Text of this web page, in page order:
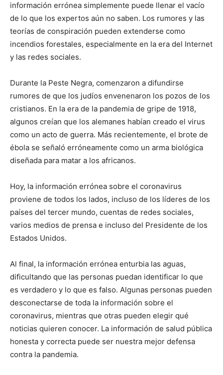
información errónea simplemente puede llenar el vacío
de lo que los expertos aún no saben. Los rumores y las
teorías de conspiración pueden extenderse como
incendios forestales, especialmente en la era del Internet
y las redes sociales.
Durante la Peste Negra, comenzaron a difundirse
rumores de que los judíos envenenaron los pozos de los
cristianos. En la era de la pandemia de gripe de 1918,
algunos creían que los alemanes habían creado el virus
como un acto de guerra. Más recientemente, el brote de
ébola se señaló erróneamente como un arma biológica
diseñada para matar a los africanos.
Hoy, la información errónea sobre el coronavirus
proviene de todos los lados, incluso de los líderes de los
países del tercer mundo, cuentas de redes sociales,
varios medios de prensa e incluso del Presidente de los
Estados Unidos.
Al final, la información errónea enturbia las aguas,
dificultando que las personas puedan identificar lo que
es verdadero y lo que es falso. Algunas personas pueden
desconectarse de toda la información sobre el
coronavirus, mientras que otras pueden elegir qué
noticias quieren conocer. La información de salud pública
honesta y correcta puede ser nuestra mejor defensa
contra la pandemia.